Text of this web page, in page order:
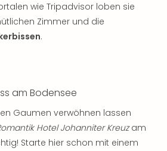
wie Tripadvisor loben sie
Zimmer und die
.
am Bodensee
Gaumen verwöhnen lassen
Hotel Johanniter Kreuzam
Starte hier schon mit einem